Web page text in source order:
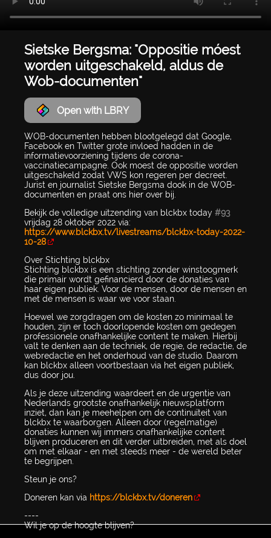
Sietske Bergsma: "Oppositie móest
worden uitgeschakeld, aldus de
Wob-documenten"
Open with LBRY
WOB-documenten hebben blootgelegd dat Google,
Facebook en Twitter grote invloed hadden in de
informatievoorziening tijdens de corona-
vaccinatiecampagne. Ook moest de oppositie worden
uitgeschakeld zodat VWS kon regeren per decreet.
Jurist en journalist Sietske Bergsma dook in de WOB-
documenten en praat ons hier over bij.
Bekijk de volledige uitzending van blckbx today #93
vrijdag 28 oktober 2022 via:
https://www.blckbx.tv/livestreams/blckbx-today-2022-
10-28
Over Stichting blckbx
Stichting blckbx is een stichting zonder winstoogmerk
die primair wordt gefinancierd door de donaties van
haar eigen publiek. Voor de mensen, door de mensen en
met de mensen is waar we voor staan.
Hoewel we zorgdragen om de kosten zo minimaal te
houden, zijn er toch doorlopende kosten om gedegen
professionele onafhankelijke content te maken. Hierbij
valt te denken aan de techniek, de regie, de redactie, de
webredactie en het onderhoud van de studio. Daarom
kan blckbx alleen voortbestaan via het eigen publiek,
dus door jou.
Als je deze uitzending waardeert en de urgentie van
Nederlands grootste onafhankelijk nieuwsplatform
inziet, dan kan je meehelpen om de continuïteit van
blckbx te waarborgen. Alleen door (regelmatige)
donaties kunnen wij immers onafhankelijke content
blijven produceren en dit verder uitbreiden, met als doel
om met elkaar - en met steeds meer - de wereld beter
te begrijpen.
Steun je ons?
Doneren kan via https://blckbx.tv/doneren
----
Wil je op de hoogte blijven?